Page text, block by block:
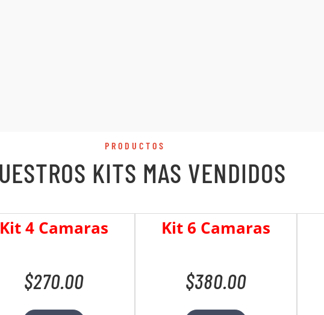
PRODUCTOS
KITS MAS VENDIDOS
Kit 4 Camaras
$270.00
Kit 6 Camaras
$380.00